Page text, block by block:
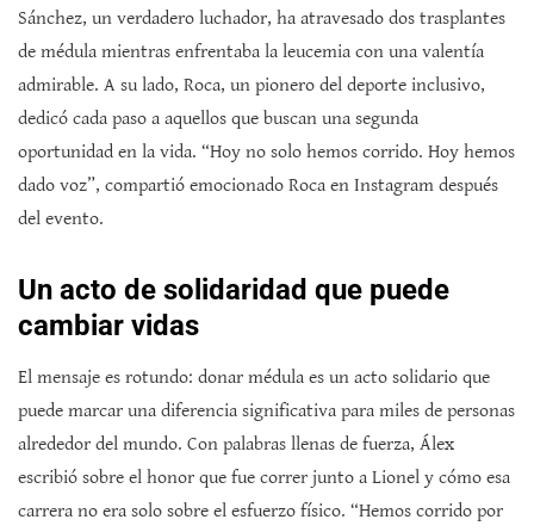
Sánchez, un verdadero luchador, ha atravesado dos trasplantes
de médula mientras enfrentaba la leucemia con una valentía
admirable. A su lado, Roca, un pionero del deporte inclusivo,
dedicó cada paso a aquellos que buscan una segunda
oportunidad en la vida. “Hoy no solo hemos corrido. Hoy hemos
dado voz”, compartió emocionado Roca en Instagram después
del evento.
Un acto de solidaridad que puede
cambiar vidas
El mensaje es rotundo: donar médula es un acto solidario que
puede marcar una diferencia significativa para miles de personas
alrededor del mundo. Con palabras llenas de fuerza, Álex
escribió sobre el honor que fue correr junto a Lionel y cómo esa
carrera no era solo sobre el esfuerzo físico. “Hemos corrido por